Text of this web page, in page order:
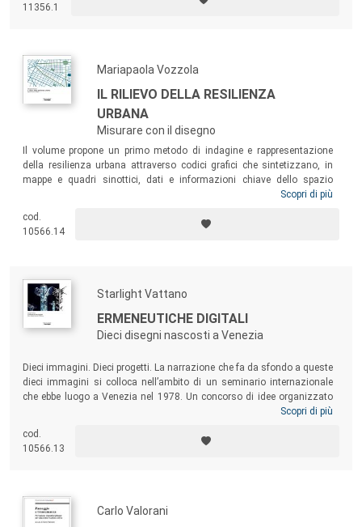
11356.1
Mariapaola Vozzola
IL RILIEVO DELLA RESILIENZA
URBANA
Misurare con il disegno
Il volume propone un primo metodo di indagine e rappresentazione
della resilienza urbana attraverso codici grafici che sintetizzano, in
mappe e quadri sinottici, dati e informazioni chiave dello spazio
urbano. La ricerca si basa sul rilievo e sul disegno dello spazio
nel miglioramento della percezione della qualità della vita e del
comfort urbano da parte di chi lo vive quotidianamente.
Scopri di più
cod.
10566.14
Starlight Vattano
ERMENEUTICHE DIGITALI
Dieci disegni nascosti a Venezia
Dieci immagini. Dieci progetti. La narrazione che fa da sfondo a queste
dieci immagini si colloca nell’ambito di un seminario internazionale
che ebbe luogo a Venezia nel 1978. Un concorso di idee organizzato
dall’Istituto Universitario di Architettura di Venezia che avrebbe
internazionale, a sviluppare ipotesi e a intervenire sulla specificità delle
questioni urbane e architettoniche dell’area di Cannaregio Ovest.
Scopri di più
cod.
10566.13
Carlo Valorani